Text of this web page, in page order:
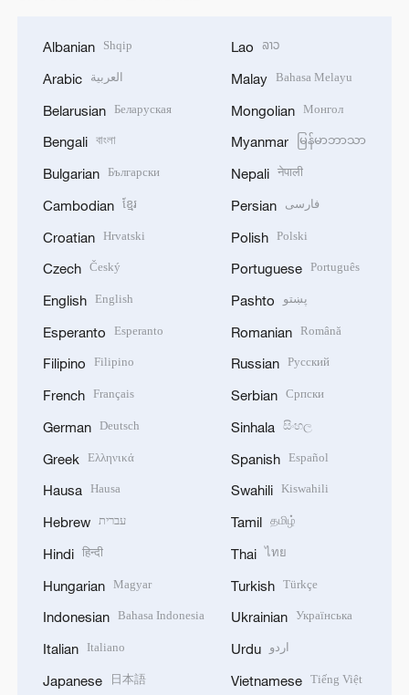
Albanian Shqip
Arabic العربية
Belarusian Беларуская
Bengali বাংলা
Bulgarian Български
Cambodian ខ្មែរ
Croatian Hrvatski
Czech Český
English English
Esperanto Esperanto
Filipino Filipino
French Français
German Deutsch
Greek Ελληνικά
Hausa Hausa
Hebrew עברית
Hindi हिन्दी
Hungarian Magyar
Indonesian Bahasa Indonesia
Italian Italiano
Japanese 日本語
Lao ລາວ
Malay Bahasa Melayu
Mongolian Монгол
Myanmar မြန်မာဘာသာ
Nepali नेपाली
Persian فارسی
Polish Polski
Portuguese Português
Pashto پښتو
Romanian Română
Russian Русский
Serbian Српски
Sinhala සිංහල
Spanish Español
Swahili Kiswahili
Tamil தமிழ்
Thai ไทย
Turkish Türkçe
Ukrainian Українська
Urdu اردو
Vietnamese Tiếng Việt